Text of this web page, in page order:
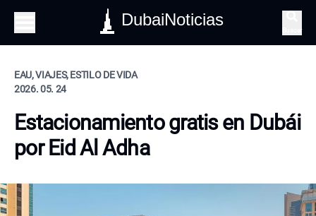
DubaiNoticias
EAU, VIAJES, ESTILO DE VIDA
2026. 05. 24
Estacionamiento gratis en Dubái
por Eid Al Adha